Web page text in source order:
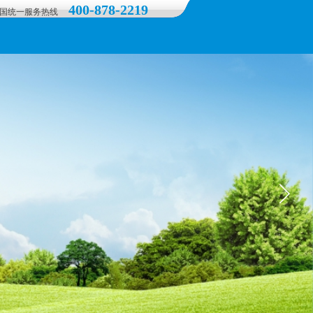
统一服务热线 400-878-2219